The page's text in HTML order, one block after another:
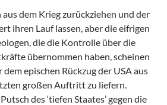
dem Krieg zurückziehen und der
ihren Lauf lassen, aber die eifrigen
die die Kontrolle über die
übernommen haben, scheinen
dem epischen Rückzug der USA aus
großen Auftritt zu liefern.
des ‘tiefen Staates’ gegen die